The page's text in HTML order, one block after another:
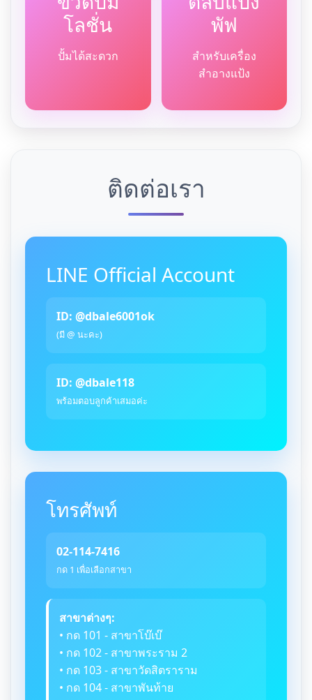
โลชั่น
ปั้มได้สะดวก
พัฟ
สำหรับเครื่อง
สำอางแป้ง
ติดต่อเรา
LINE Official Account
ID: @dbale6001ok
(มี @ นะคะ)
ID: @dbale118
พร้อมตอบลูกค้าเสมอค่ะ
โทรศัพท์
02-114-7416
กด 1 เพื่อเลือกสาขา
สาขาต่างๆ:
• กด 101 - สาขาโบ๊เบ๊
• กด 102 - สาขาพระราม 2
• กด 103 - สาขาวัดสิตราราม
• กด 104 - สาขาพันท้าย